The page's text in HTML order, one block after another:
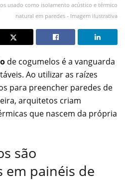
usado como isolamento acústico e térmico
natural em paredes - Imagem ilustrativa
de cogumelos é a vanguarda
Ao utilizar as raízes
para preencher paredes de
arquitetos criam
que nascem da própria
são
painéis de